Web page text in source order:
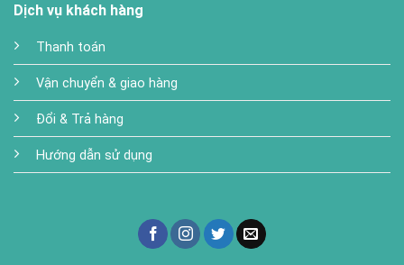
Dịch vụ khách hàng
Thanh toán
Vận chuyển & giao hàng
Đổi & Trả hàng
Hướng dẫn sử dụng